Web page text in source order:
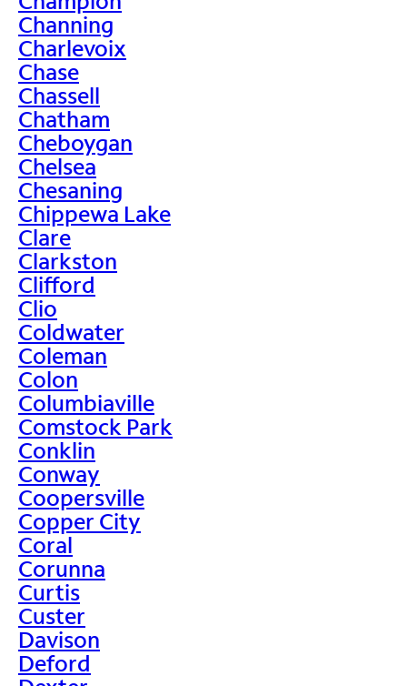
Channing
Charlevoix
Chase
Chassell
Chatham
Cheboygan
Chelsea
Chesaning
Chippewa Lake
Clare
Clarkston
Clifford
Clio
Coldwater
Coleman
Colon
Columbiaville
Comstock Park
Conklin
Conway
Coopersville
Copper City
Coral
Corunna
Curtis
Custer
Davison
Deford